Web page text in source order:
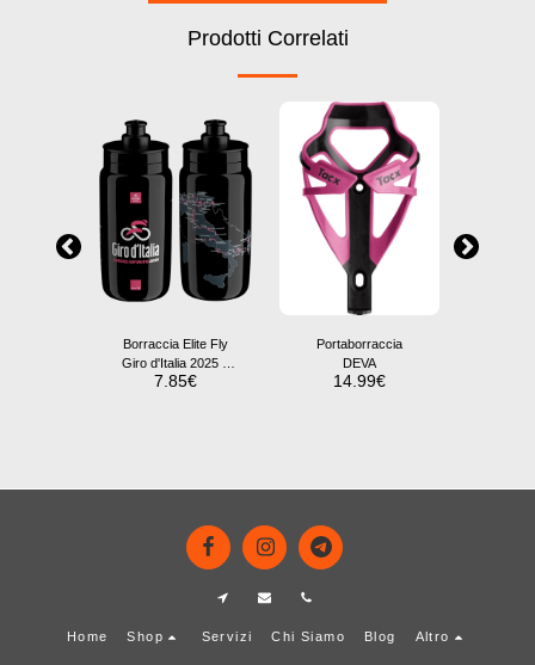
Prodotti Correlati
Borraccia Elite Fly
Giro d'Italia 2025 –
Edizione Limitata
7.85€
Portaborraccia
DEVA
14.99€
Home Shop Servizi Chi Siamo Blog Altro